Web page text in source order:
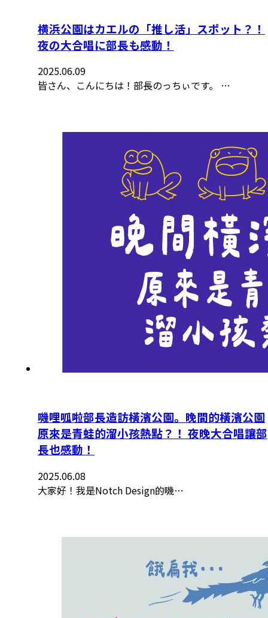
横浜公園はカエルの「推し活」スポット？！
夜の大合唱に部長も感動！
2025.06.09
皆さん、こんにちは！部長のっちぃです。 …
嘰哩呱啦部長造訪橫濱公園。晚間的橫濱公園
原來是青蛙的溜小孩熱點？！ 夜晚大合唱讓部
長也感動！
2025.06.08
大家好！我是Notch Design的嘰…